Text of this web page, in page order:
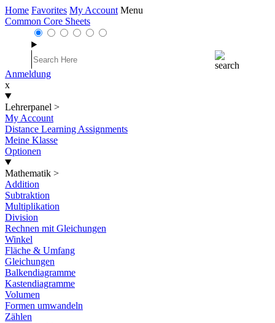
Home Favorites My Account Menu
Common Core Sheets
Anmeldung
x
Lehrerpanel >
My Account
Distance Learning Assignments
Meine Klasse
Optionen
Mathematik >
Addition
Subtraktion
Multiplikation
Division
Rechnen mit Gleichungen
Winkel
Fläche & Umfang
Gleichungen
Balkendiagramme
Kastendiagramme
Volumen
Formen umwandeln
Zählen